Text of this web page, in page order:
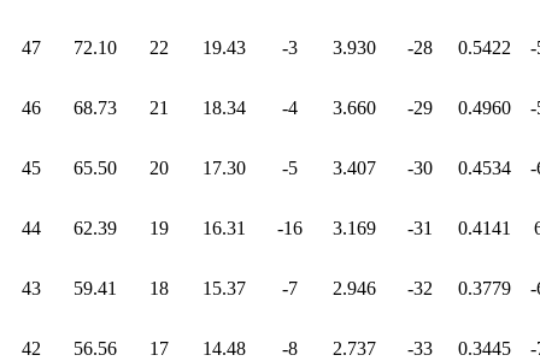
47 72.10 22 19.43 -3 3.930 -28 0.5422 -
46 68.73 21 18.34 -4 3.660 -29 0.4960 -
45 65.50 20 17.30 -5 3.407 -30 0.4534 -
44 62.39 19 16.31 -16 3.169 -31 0.4141
43 59.41 18 15.37 -7 2.946 -32 0.3779 -
42 56.56 17 14.48 -8 2.737 -33 0.3445 -